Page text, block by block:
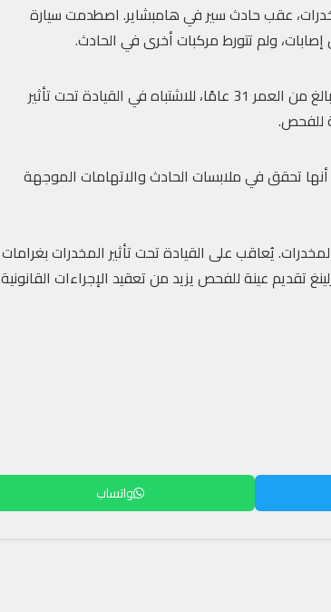
عقب حادث سير في هامبشاير. اصطدمت سيارة
وقع الحادث صباح الخميس، بحسب صحيفة “The Sun”. أوقفت الشرطة ستيرلينغ، البالغ من العمر 31 عامًا، للاشتباه في القيادة تحت تأثير
تحقق في ملابسات الحادث والاتهامات الموجهة
يُعاقب على القيادة تحت تأثير المخدرات بغرامات
عينة للفحص يزيد من تعقيد الإجراءات القانونية
واتساب